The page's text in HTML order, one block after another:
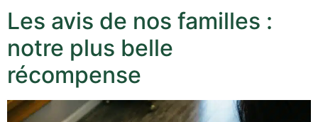
Les avis de nos familles :
notre plus belle
récompense